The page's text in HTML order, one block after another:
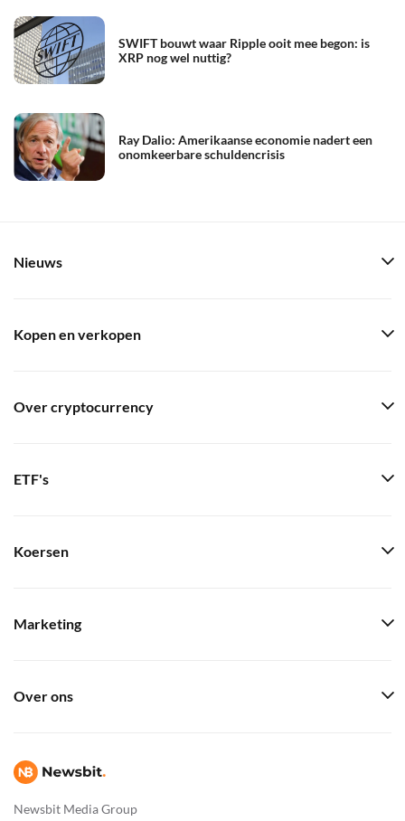
SWIFT bouwt waar Ripple ooit mee begon: is
XRP nog wel nuttig?
Ray Dalio: Amerikaanse economie nadert een
onomkeerbare schuldencrisis
Newsbit Media Group
Nieuws
Kopen en verkopen
Over cryptocurrency
ETF's
Koersen
Marketing
Over ons